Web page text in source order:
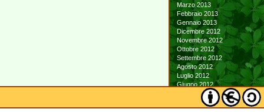
Marzo 2013
Febbraio 2013
Gennaio 2013
Dicembre 2012
Novembre 2012
Ottobre 2012
Settembre 2012
Agosto 2012
Luglio 2012
Giugno 2012
Maggio 2012
Aprile 2012